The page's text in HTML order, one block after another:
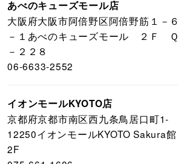
あべのキューズモール店
大阪府大阪市阿倍野区阿倍野筋１－６
－１あべのキューズモール ２Ｆ Ｑ
－２２８
06-6633-2552
イオンモールKYOTO店
京都府京都市南区西九条鳥居口町1-
12250イオンモールKYOTO Sakura館
2F